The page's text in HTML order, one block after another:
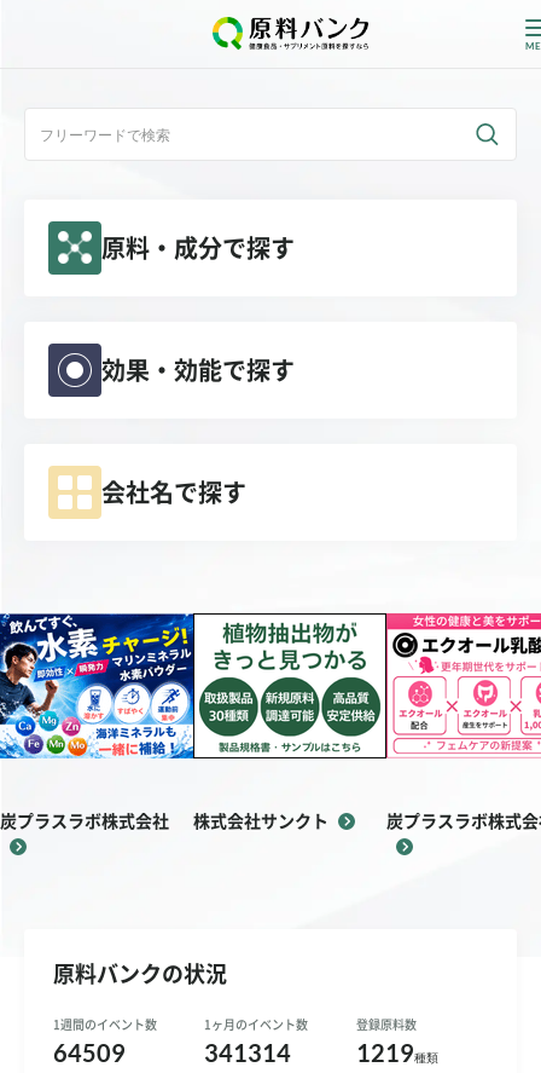
ホーム
サービス内容
運営会社概要 ご利用規約
サプライヤーの方へ
原料・成分で探す
効果・効能で探す
会社名で探す
炭プラスラボ株式会社 株式会社サンクト 炭プラスラボ株式
原料バンクの状況
1週間のイベント数
64509
1ヶ月のイベント数
341314
登録原料数
1219種類